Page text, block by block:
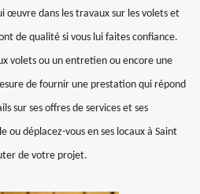
œuvre dans les travaux sur les volets et
de qualité si vous lui faites confiance.
volets ou un entretien ou encore une
de fournir une prestation qui répond
sur ses offres de services et ses
déplacez-vous en ses locaux à Saint
de votre projet.